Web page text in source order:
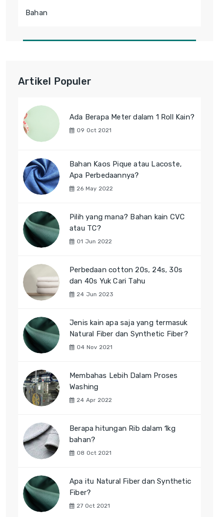
Bahan
Artikel Populer
Ada Berapa Meter dalam 1 Roll Kain?
09 Oct 2021
Bahan Kaos Pique atau Lacoste,
Apa Perbedaannya?
26 May 2022
Pilih yang mana? Bahan kain CVC
atau TC?
01 Jun 2022
Perbedaan cotton 20s, 24s, 30s
dan 40s Yuk Cari Tahu
24 Jun 2023
Jenis kain apa saja yang termasuk
Natural Fiber dan Synthetic Fiber?
04 Nov 2021
Membahas Lebih Dalam Proses
Washing
24 Apr 2022
Berapa hitungan Rib dalam 1kg
bahan?
08 Oct 2021
Apa itu Natural Fiber dan Synthetic
Fiber?
27 Oct 2021